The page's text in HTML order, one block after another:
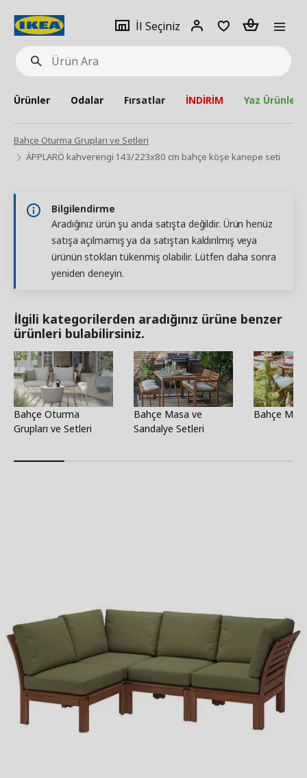
Ürün
Ara
İl Seçiniz
Giriş
Adet
Ürünler Odalar Fırsatlar İNDİRİM Yaz Ürünleri
Bahçe Oturma Grupları ve Setleri
ÄPPLARÖ kahverengi 143/223x80 cm bahçe köşe kanepe seti
Bilgilendirme
Aradığınız ürün şu anda satışta değildir. Ürün henüz
satışa açılmamış ya da satıştan kaldırılmış veya
ürünün stokları tükenmiş olabilir. Lütfen daha sonra
yeniden deneyin.
İlgili kategorilerden aradığınız ürüne benzer
ürünleri bulabilirsiniz.
Bahçe Oturma
Grupları ve Setleri
Bahçe Masa ve
Sandalye Setleri
Bahçe